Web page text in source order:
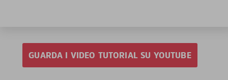
GUARDA I VIDEO TUTORIAL SU YOUTUBE